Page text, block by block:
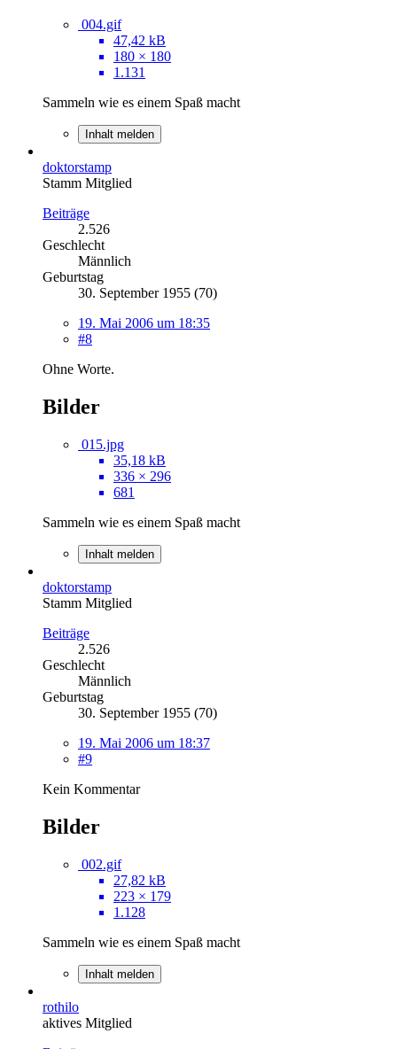
004.gif
47,42 kB
180 × 180
1.131
Sammeln wie es einem Spaß macht
Inhalt melden
doktorstamp
Stamm Mitglied
Beiträge
2.526
Geschlecht
Männlich
Geburtstag
30. September 1955 (70)
19. Mai 2006 um 18:35
#8
Ohne Worte.
Bilder
015.jpg
35,18 kB
336 × 296
681
Sammeln wie es einem Spaß macht
Inhalt melden
doktorstamp
Stamm Mitglied
Beiträge
2.526
Geschlecht
Männlich
Geburtstag
30. September 1955 (70)
19. Mai 2006 um 18:37
#9
Kein Kommentar
Bilder
002.gif
27,82 kB
223 × 179
1.128
Sammeln wie es einem Spaß macht
Inhalt melden
rothilo
aktives Mitglied